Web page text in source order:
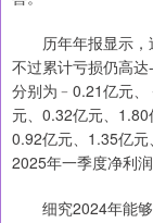
历年年报显示，
不过累计亏损仍高
分别为﹣0.21亿元
元、0.32亿元、1.80
0.92亿元、1.35亿元
2025年一季度净利润
细究2024年能够